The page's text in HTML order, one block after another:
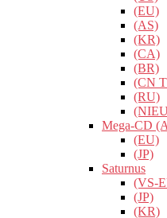
(EU)
(AS)
(KR)
(CA)
(BR)
(CN
(RU)
Mega-CD
(EU)
(JP)
Saturnus
(VS-
(JP)
(KR)